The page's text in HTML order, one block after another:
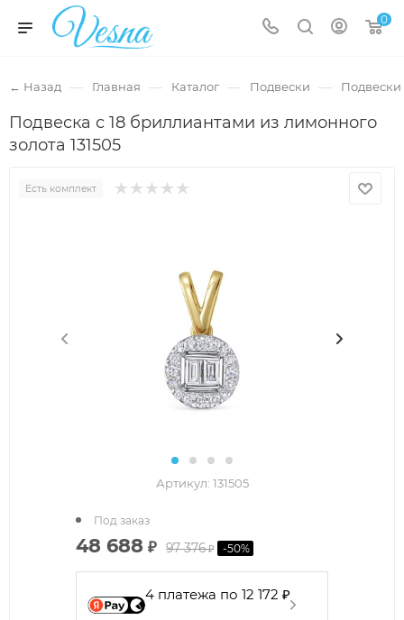
0
← Назад — Главная — Каталог — Подвески — Подвески
Подвеска с 18 бриллиантами из лимонного
золота 131505
Есть комплект
Артикул: 131505
48 688 ₽ 97 376₽ -50%
4 платежа по 12 172 ₽
Под заказ